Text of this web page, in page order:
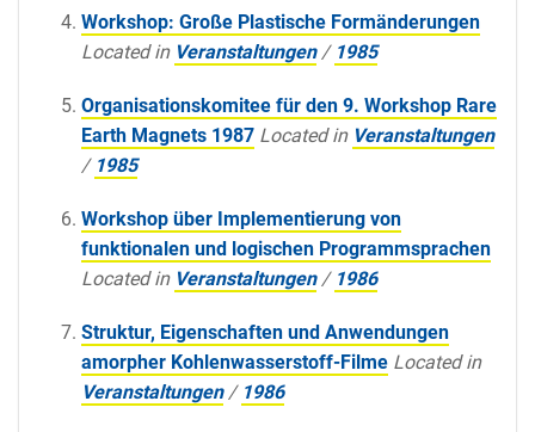
Workshop: Große Plastische Formänderungen
Located in Veranstaltungen / 1985
Organisationskomitee für den 9. Workshop Rare
Earth Magnets 1987 Located in Veranstaltungen
/ 1985
Workshop über Implementierung von
funktionalen und logischen Programmsprachen
Located in Veranstaltungen / 1986
Struktur, Eigenschaften und Anwendungen
amorpher Kohlenwasserstoff-Filme Located in
Veranstaltungen / 1986